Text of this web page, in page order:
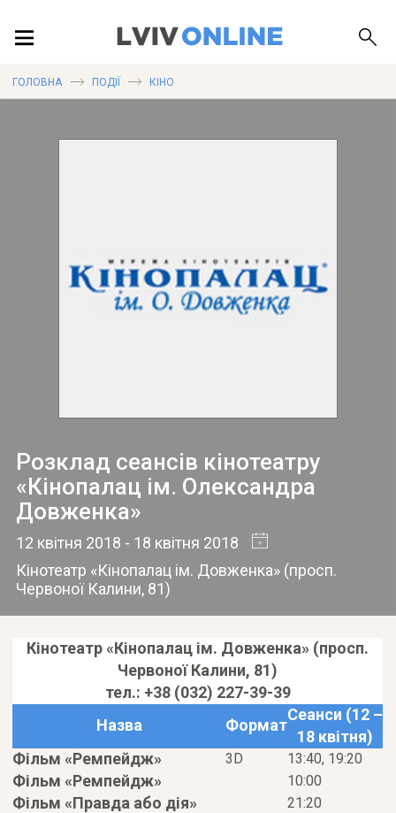
ГОЛОВНА ПОДІЇ КІНО
Розклад сеансів кінотеатру
«Кінопалац ім. Олександра
Довженка»
12 квітня 2018 - 18 квітня 2018
Кінотеатр «Кінопалац ім. Довженка» (просп.
Червоної Калини, 81)
Кінотеатр «Кінопалац ім. Довженка» (просп.
Червоної Калини, 81)
тел.: +38 (032) 227-39-39
Назва
Формат
Сеанси (12 –
18 квітня)
Фільм «Ремпейдж»
3D 13:40, 19:20
Фільм «Ремпейдж» 10:00
Фільм «Правда або дія» 21:20